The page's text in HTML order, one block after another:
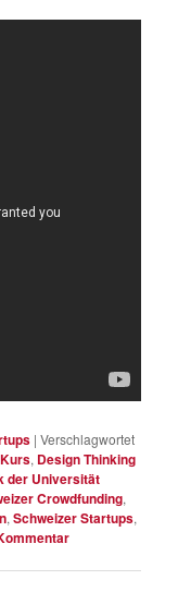
|Verschlagwortet
, Design Thinking
der Universität
Crowdfunding,
,Schweizer Startups,